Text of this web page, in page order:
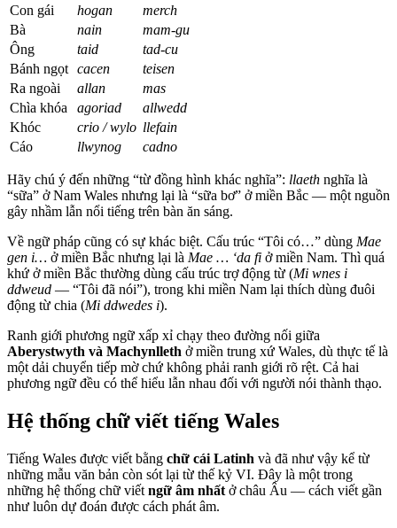
Con gái
hogan
merch
Bà
nain
mam-gu
Ông
taid
tad-cu
Bánh ngọt cacen
teisen
Ra ngoài
allan
mas
Chìa khóa
agoriad
allwedd
Khóc
crio / wylo llefain
Cáo
llwynog cadno
Hãy chú ý đến những “từ đồng hình khác nghĩa”: llaeth nghĩa là
“sữa” ở Nam Wales nhưng lại là “sữa bơ” ở miền Bắc — một nguồn
gây nhầm lẫn nổi tiếng trên bàn ăn sáng.
Về ngữ pháp cũng có sự khác biệt. Cấu trúc “Tôi có…” dùng Mae
gen i… ở miền Bắc nhưng lại là Mae … ‘da fi ở miền Nam. Thì quá
khứ ở miền Bắc thường dùng cấu trúc trợ động từ (Mi wnes i
ddweud — “Tôi đã nói”), trong khi miền Nam lại thích dùng đuôi
động từ chia (Mi ddwedes i).
Ranh giới phương ngữ xấp xỉ chạy theo đường nối giữa
Aberystwyth và Machynlleth ở miền trung xứ Wales, dù thực tế là
một dải chuyển tiếp mờ chứ không phải ranh giới rõ rệt. Cả hai
phương ngữ đều có thể hiểu lẫn nhau đối với người nói thành thạo.
Hệ thống chữ viết tiếng Wales
Tiếng Wales được viết bằng chữ cái Latinh và đã như vậy kể từ
những mẫu văn bản còn sót lại từ thế kỷ VI. Đây là một trong
những hệ thống chữ viết ngữ âm nhất ở châu Âu — cách viết gần
như luôn dự đoán được cách phát âm.